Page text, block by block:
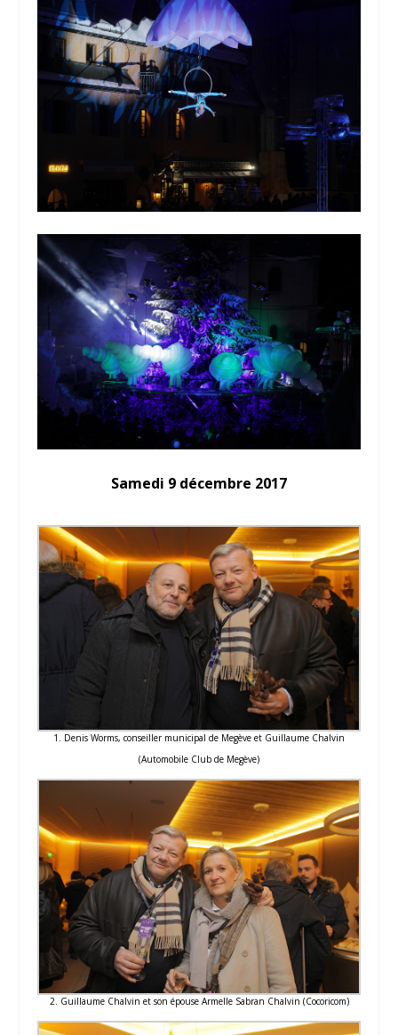
Samedi 9 décembre 2017
1. Denis Worms, conseiller municipal de Megève et Guillaume Chalvin
(Automobile Club de Megève)
2. Guillaume Chalvin et son épouse Armelle Sabran Chalvin (Cocoricom)